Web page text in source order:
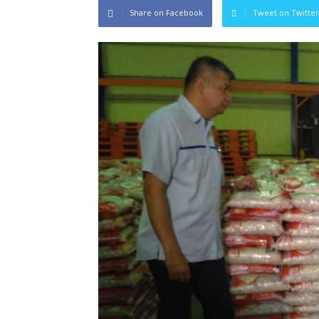
Share on Facebook Tweet on Twitter